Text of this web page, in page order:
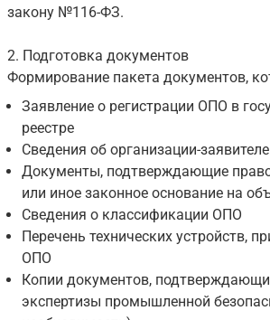
закону №116-ФЗ.
2. Подготовка документов
Формирование пакета документов,
Заявление о регистрации ОПО в
реестре
Сведения об организации-заявителе
Документы, подтверждающие право
или иное законное основание на
Сведения о классификации ОПО
Перечень технических устройств,
ОПО
Копии документов,
экспертизы промышленной